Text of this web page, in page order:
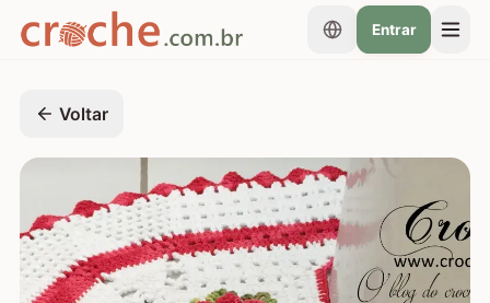
Entrar
Voltar